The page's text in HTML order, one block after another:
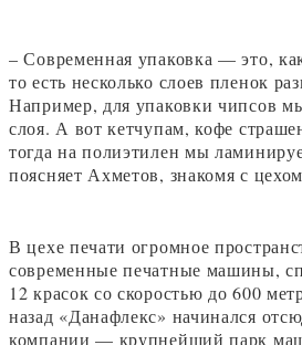
– Современная упаковка — это,
то есть несколько слоев пленок
Например, для упаковки чипсов
слоя. А вот кетчупам, кофе
тогда на полиэтилен мы
поясняет Ахметов, знакомя с
В цехе печати огромное
современные печатные машины,
12 красок со скоростью до 600
назад «Данафлекс» начинался
компании — крупнейший парк